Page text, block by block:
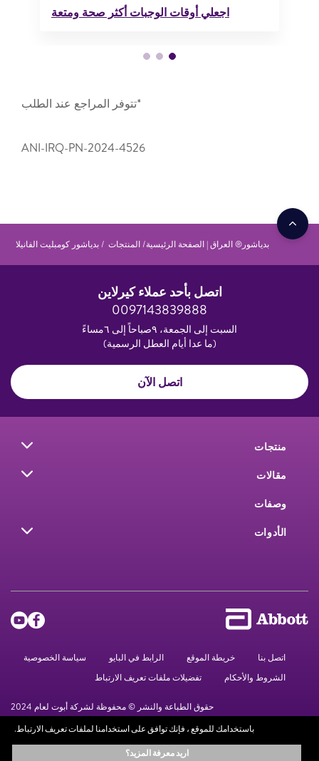
اجعلي أوقات الوجبات أكثر صحة ومتعة
*تتوفر المراجع عند الطلب
ANI-IRQ-PN-2024-4526
بدياشور® العراق | الصفحة الرئيسية المنتجات بدياشور كومبليت الفانيلا
اتصل بأحد عملاء كيرلاين
0097143839888
السبت إلى الجمعة، ٩صباحاً إلى ٦مساءً
(ما عدا أيام العطل الرسمية)
اتصل الآن
منتجات
مقالات
وصفات
الأدوات
اتصل بنا خريطة الموقع الرابط في البايو
سياسة الخصوصية
الشروط والأحكام
تفضيلات ملفات تعريف الارتباط
حقوق الطباعة والنشر © محفوظة لشركة أبوت لعام 2024
المعلومات الموجودة في هذا الموقع متاحة لأهداف تعليمية فقط.، ولا تحل محل
باستخدامك للموقع ، فإنك توافق على استخدامنا لملفات تعريف الارتباط.
اريد معرفة المزيد؟